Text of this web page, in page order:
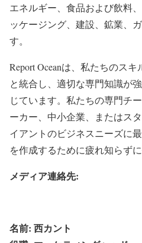
エネルギー、食品および飲料
ッケージング、建設、鉱業、
す。
Report Oceanは、私たちのス
と統合し、適切な専門知識が
じています。私たちの専門チ
ーカー、中小企業、またはス
イアントのビジネスニーズに
を作成するために疲れ知らずに
メディア連絡先:
名前: 西カント